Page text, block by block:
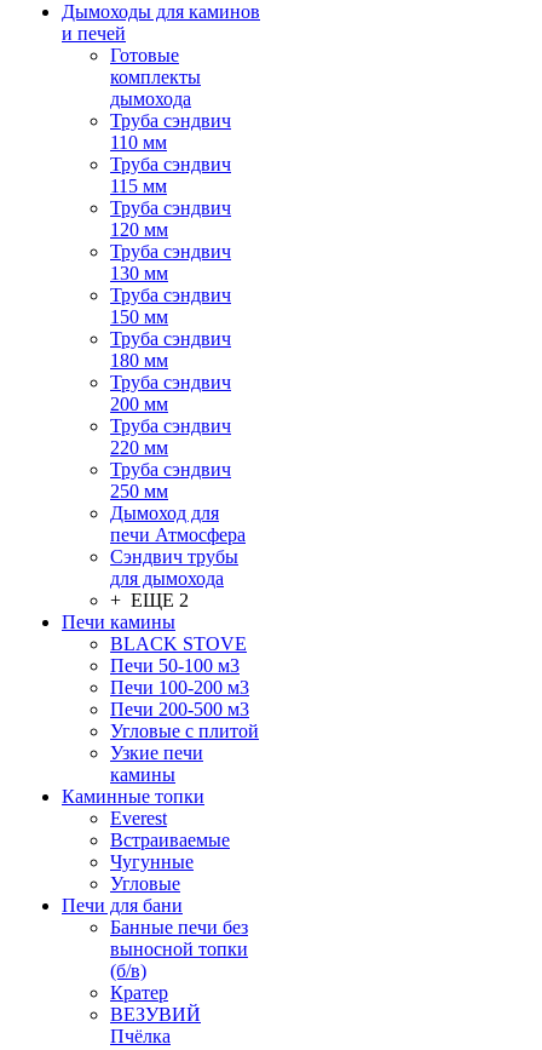
Дымоходы для каминов
и печей
Готовые
комплекты
дымохода
Труба сэндвич
110 мм
Труба сэндвич
115 мм
Труба сэндвич
120 мм
Труба сэндвич
130 мм
Труба сэндвич
150 мм
Труба сэндвич
180 мм
Труба сэндвич
200 мм
Труба сэндвич
220 мм
Труба сэндвич
250 мм
Дымоход для
печи Атмосфера
Сэндвич трубы
для дымохода
+ ЕЩЕ 2
Печи камины
BLACK STOVE
Печи 50-100 м3
Печи 100-200 м3
Печи 200-500 м3
Угловые с плитой
Узкие печи
камины
Каминные топки
Everest
Встраиваемые
Чугунные
Угловые
Печи для бани
Банные печи без
выносной топки
(б/в)
Кратер
ВЕЗУВИЙ
Пчёлка